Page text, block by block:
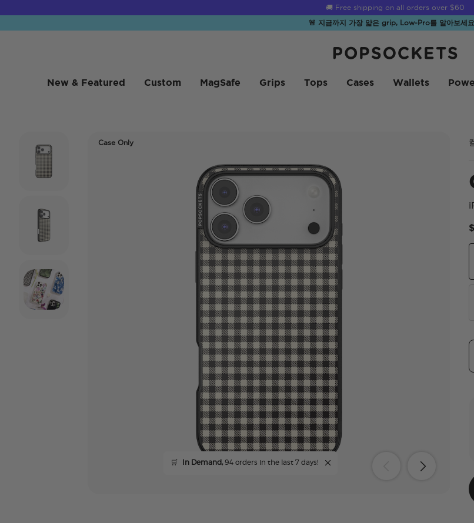
Summer Sendoff Sale is on 🚨 Up to 60% off
🚨 지금까지 가장 얇은 grip, Low-Pro를 알아보세요
New & Featured Custom MagSafe Grips Tops Cases Wallets
Case Only
🛒 In Demand,94 orders in the last 7 days!